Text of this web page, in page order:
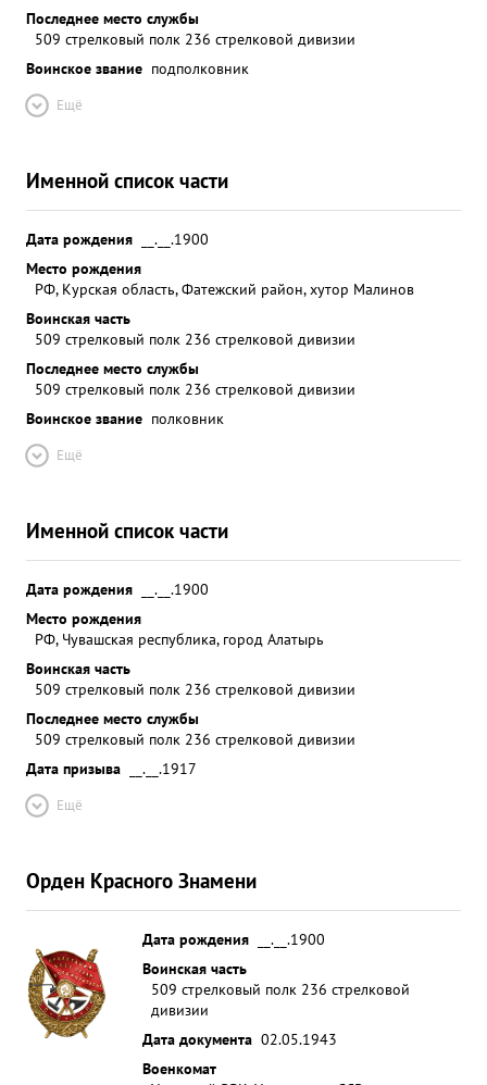
Последнее место службы
509 стрелковый полк 236 стрелковой дивизии
Воинское звание подполковник
Ещё
Именной список части
Дата рождения
__.__.1900
Место рождения
РФ, Курская область, Фатежский район, хутор Малинов
Воинская часть
509 стрелковый полк 236 стрелковой дивизии
Последнее место службы
509 стрелковый полк 236 стрелковой дивизии
Воинское звание полковник
Ещё
Именной список части
Дата рождения
__.__.1900
Место рождения
РФ, Чувашская республика, город Алатырь
Воинская часть
509 стрелковый полк 236 стрелковой дивизии
Последнее место службы
509 стрелковый полк 236 стрелковой дивизии
Дата призыва
__.__.1917
Ещё
Орден Красного Знамени
Дата рождения
__.__.1900
Воинская часть
509 стрелковый полк 236 стрелковой
дивизии
Дата документа 02.05.1943
Военкомат